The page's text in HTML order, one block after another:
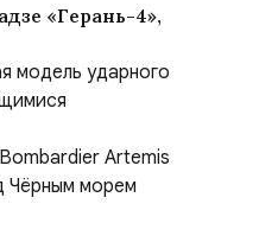
«Герань-4»,
модель ударного